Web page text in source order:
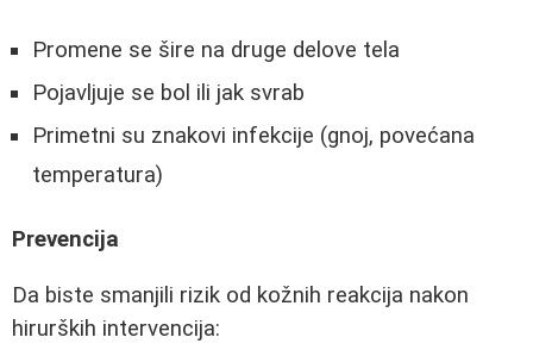
Promene se šire na druge delove tela
Pojavljuje se bol ili jak svrab
Primetni su znakovi infekcije (gnoj, povećana
temperatura)
Prevencija
Da biste smanjili rizik od kožnih reakcija nakon
hirurških intervencija: